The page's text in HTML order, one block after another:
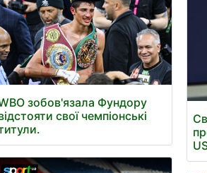
зобов'язала Фундору
свої чемпіонські